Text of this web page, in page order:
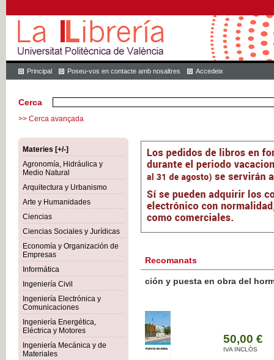
Principal Poseu-vos en contacte amb nosaltres Accedeix
Cerca
>> Cerca avançada
Materies [+/-]
Agronomía, Hidráulica y
Medio Natural
Arquitectura y Urbanismo
Arte y Humanidades
Ciencias
Ciencias Sociales y Jurídicas
Economía y Organización de
Empresas
Informática
Ingeniería Civil
Ingeniería Electrónica y
Comunicaciones
Ingeniería Energética,
Eléctrica y Motores
Ingeniería Mecánica y de
Materiales
Recomanats
Botánica Agroalimentaria